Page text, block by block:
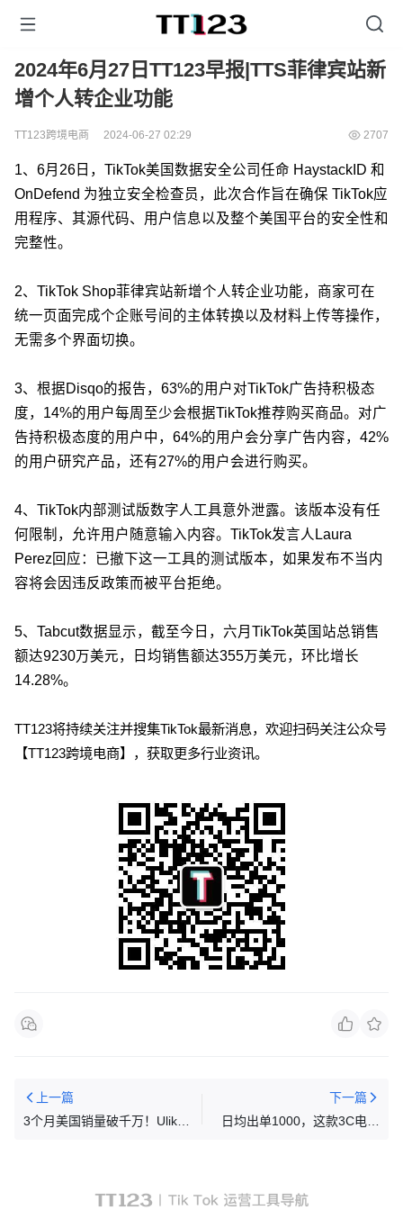
2024年6月27日TT123早报|TTS菲律宾站新
增个人转企业功能
TT123跨境电商 2024-06-27 02:29 2707
1、6月26日，TikTok美国数据安全公司任命 HaystackID 和
OnDefend 为独立安全检查员，此次合作旨在确保 TikTok应
用程序、其源代码、用户信息以及整个美国平台的安全性和
完整性。
2、TikTok Shop菲律宾站新增个人转企业功能，商家可在
统一页面完成个企账号间的主体转换以及材料上传等操作，
无需多个界面切换。
3、根据Disqo的报告，63%的用户对TikTok广告持积极态
度，14%的用户每周至少会根据TikTok推荐购买商品。对广
告持积极态度的用户中，64%的用户会分享广告内容，42%
的用户研究产品，还有27%的用户会进行购买。
4、TikTok内部测试版数字人工具意外泄露。该版本没有任
何限制，允许用户随意输入内容。TikTok发言人Laura
Perez回应：已撤下这一工具的测试版本，如果发布不当内
容将会因违反政策而被平台拒绝。
5、Tabcut数据显示，截至今日，六月TikTok英国站总销售
额达9230万美元，日均销售额达355万美元，环比增长
14.28%。
TT123将持续关注并搜集TikTok最新消息，欢迎扫码关注公众号
【TT123跨境电商】，获取更多行业资讯。
上一篇
3个月美国销量破千万！Ulike
下一篇
日均出单1000，这款3C电子